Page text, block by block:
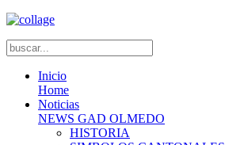
Inicio
Home
Noticias
NEWS GAD OLMEDO
HISTORIA